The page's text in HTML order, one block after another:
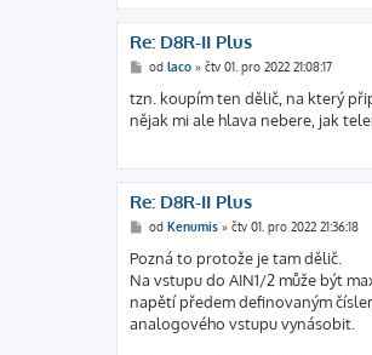
Re: D8R-II Plus
P
í
s
p
e
k
od laco» čtv 01. pro 2022 21:08:17
tzn. koupím ten dělič, na který
nějak mi ale hlava nebere, jak
Re: D8R-II Plus
P
í
s
p
ě
v
e
od Kenumis» čtv 01. pro 2022 21:36:18
Pozná to protože je tam dělič.
Na vstupu do AIN1/2 může být
napětí předem definovaným
analogového vstupu vynásobit.